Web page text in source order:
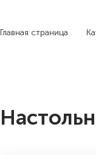
Главная страница